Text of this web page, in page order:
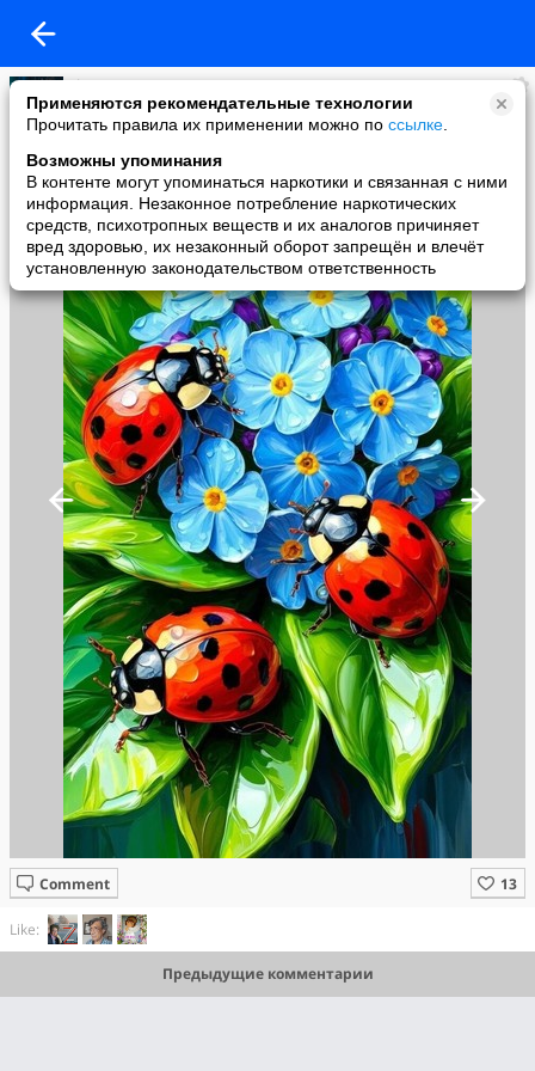
Применяются рекомендательные технологии
Прочитать правила их применении можно по ссылке
Возможны упоминания
В контенте могут упоминаться наркотики и связанная с ними
информация. Незаконное потребление наркотических
средств, психотропных веществ и их аналогов причиняет
вред здоровью, их незаконный оборот запрещён и влечёт
установленную законодательством ответственность
♕Доми Медуза
added a photo
10 May в 06:03
Comment
Like:
Предыдущие комментарии